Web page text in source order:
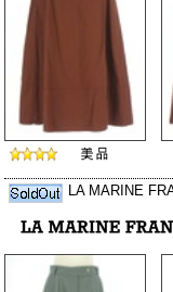
LA MARINE